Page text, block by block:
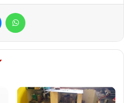
को दी जाएगी।
बहुत अच्छा रहा। रेलवे ने रिकॉर्ड
रहे, जिनमें रेलवे में सरकार द्वारा रिकॉर्ड
ढांचे में सुधार, संचालन में दक्षता और
Messenger